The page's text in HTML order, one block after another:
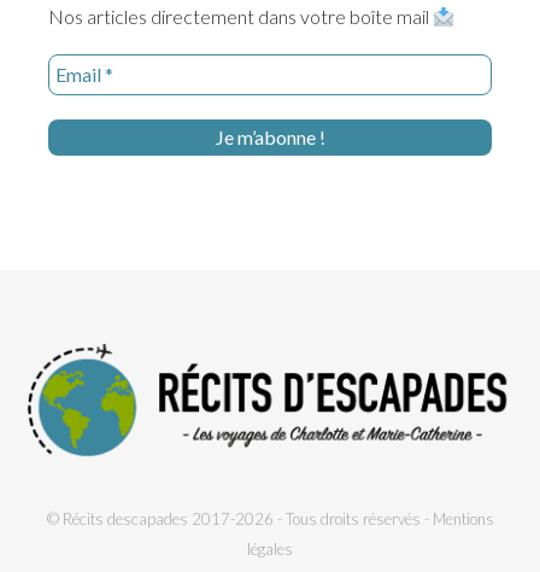
Nos articles directement dans votre boîte mail
© Récits descapades 2017-2026 - Tous droits réservés - Mentions
légales